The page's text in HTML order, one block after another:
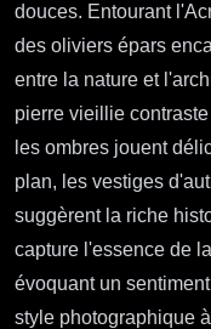
douces. Entourant
des oliviers épars
entre la nature et
pierre vieillie
les ombres jouent
plan, les vestiges
suggèrent la riche
capture l'essence de
évoquant un
style photographique